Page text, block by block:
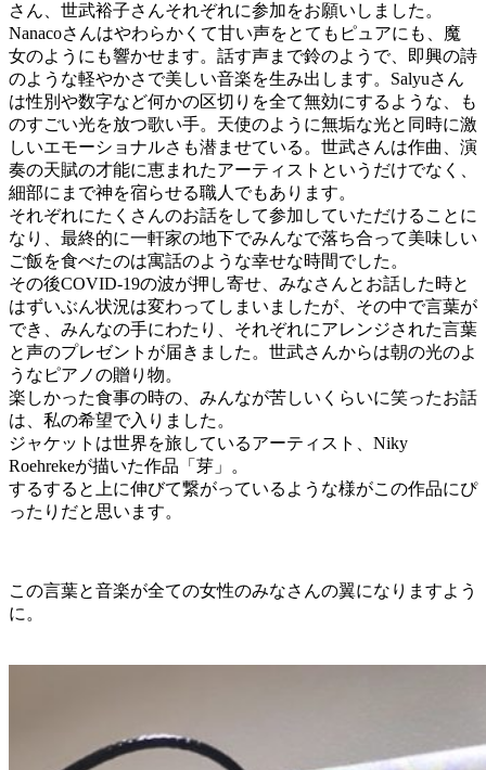
さん、世武裕子さんそれぞれに参加をお願いしました。
Nanacoさんはやわらかくて甘い声をとてもピュアにも、魔
女のようにも響かせます。話す声まで鈴のようで、即興の詩
のような軽やかさで美しい音楽を生み出します。Salyuさん
は性別や数字など何かの区切りを全て無効にするような、も
のすごい光を放つ歌い手。天使のように無垢な光と同時に激
しいエモーショナルさも潜ませている。世武さんは作曲、演
奏の天賦の才能に恵まれたアーティストというだけでなく、
細部にまで神を宿らせる職人でもあります。
それぞれにたくさんのお話をして参加していただけることに
なり、最終的に一軒家の地下でみんなで落ち合って美味しい
ご飯を食べたのは寓話のような幸せな時間でした。
その後COVID-19の波が押し寄せ、みなさんとお話した時と
はずいぶん状況は変わってしまいましたが、その中で言葉が
でき、みんなの手にわたり、それぞれにアレンジされた言葉
と声のプレゼントが届きました。世武さんからは朝の光のよ
うなピアノの贈り物。
楽しかった食事の時の、みんなが苦しいくらいに笑ったお話
は、私の希望で入りました。
ジャケットは世界を旅しているアーティスト、Niky
Roehrekeが描いた作品「芽」。
するすると上に伸びて繋がっているような様がこの作品にぴ
ったりだと思います。
この言葉と音楽が全ての女性のみなさんの翼になりますよう
に。